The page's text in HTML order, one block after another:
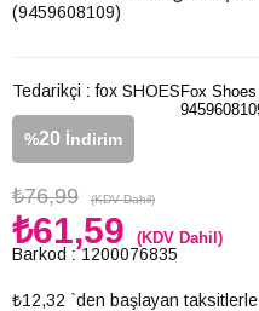
(9459608109)
Tedarikçi : fox SHOES
%20 İndirim
₺76,99 (KDV Dahil)
₺61,59 (KDV Dahil)
Barkod : 1200076835
₺12,32 `den başlayan taksitlerle
Fox